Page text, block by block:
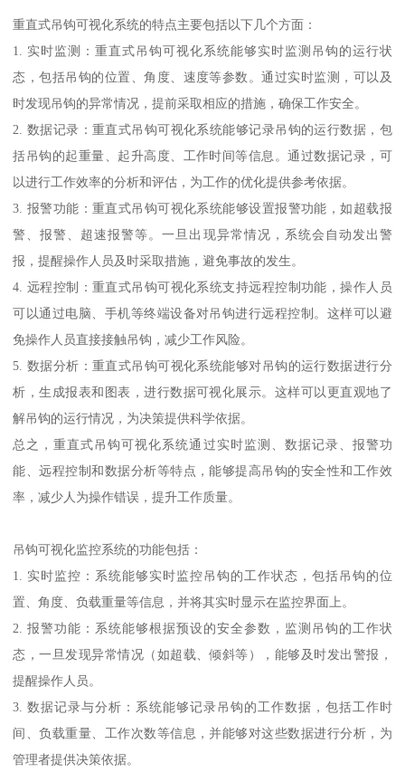
重直式吊钩可视化系统的特点主要包括以下几个方面：
1. 实时监测：重直式吊钩可视化系统能够实时监测吊钩的运行状
态，包括吊钩的位置、角度、速度等参数。通过实时监测，可以及
时发现吊钩的异常情况，提前采取相应的措施，确保工作安全。
2. 数据记录：重直式吊钩可视化系统能够记录吊钩的运行数据，包
括吊钩的起重量、起升高度、工作时间等信息。通过数据记录，可
以进行工作效率的分析和评估，为工作的优化提供参考依据。
3. 报警功能：重直式吊钩可视化系统能够设置报警功能，如超载报
警、报警、超速报警等。一旦出现异常情况，系统会自动发出警
报，提醒操作人员及时采取措施，避免事故的发生。
4. 远程控制：重直式吊钩可视化系统支持远程控制功能，操作人员
可以通过电脑、手机等终端设备对吊钩进行远程控制。这样可以避
免操作人员直接接触吊钩，减少工作风险。
5. 数据分析：重直式吊钩可视化系统能够对吊钩的运行数据进行分
析，生成报表和图表，进行数据可视化展示。这样可以更直观地了
解吊钩的运行情况，为决策提供科学依据。
总之，重直式吊钩可视化系统通过实时监测、数据记录、报警功
能、远程控制和数据分析等特点，能够提高吊钩的安全性和工作效
率，减少人为操作错误，提升工作质量。
吊钩可视化监控系统的功能包括：
1. 实时监控：系统能够实时监控吊钩的工作状态，包括吊钩的位
置、角度、负载重量等信息，并将其实时显示在监控界面上。
2. 报警功能：系统能够根据预设的安全参数，监测吊钩的工作状
态，一旦发现异常情况（如超载、倾斜等），能够及时发出警报，
提醒操作人员。
3. 数据记录与分析：系统能够记录吊钩的工作数据，包括工作时
间、负载重量、工作次数等信息，并能够对这些数据进行分析，为
管理者提供决策依据。